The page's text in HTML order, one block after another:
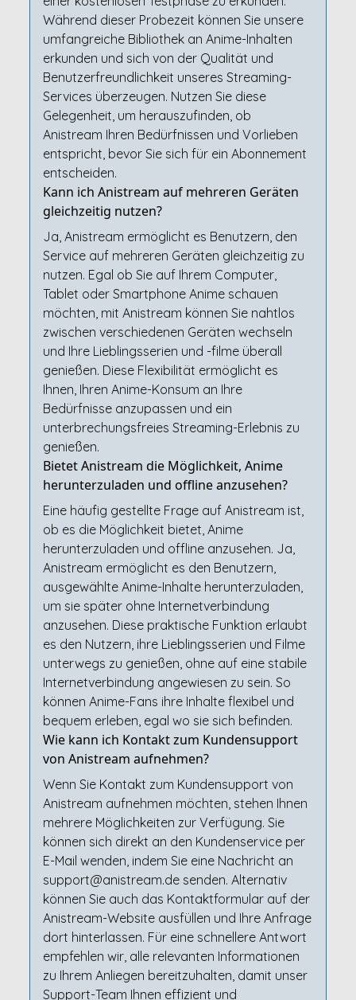
Während dieser Probezeit können Sie unsere
umfangreiche Bibliothek an Anime-Inhalten
erkunden und sich von der Qualität und
Benutzerfreundlichkeit unseres Streaming-
Services überzeugen. Nutzen Sie diese
Gelegenheit, um herauszufinden, ob
Anistream Ihren Bedürfnissen und Vorlieben
entspricht, bevor Sie sich für ein Abonnement
entscheiden.
Kann ich Anistream auf mehreren Geräten
gleichzeitig nutzen?
Ja, Anistream ermöglicht es Benutzern, den
Service auf mehreren Geräten gleichzeitig zu
nutzen. Egal ob Sie auf Ihrem Computer,
Tablet oder Smartphone Anime schauen
möchten, mit Anistream können Sie nahtlos
zwischen verschiedenen Geräten wechseln
und Ihre Lieblingsserien und -filme überall
genießen. Diese Flexibilität ermöglicht es
Ihnen, Ihren Anime-Konsum an Ihre
Bedürfnisse anzupassen und ein
unterbrechungsfreies Streaming-Erlebnis zu
genießen.
Bietet Anistream die Möglichkeit, Anime
herunterzuladen und offline anzusehen?
Eine häufig gestellte Frage auf Anistream ist,
ob es die Möglichkeit bietet, Anime
herunterzuladen und offline anzusehen. Ja,
Anistream ermöglicht es den Benutzern,
ausgewählte Anime-Inhalte herunterzuladen,
um sie später ohne Internetverbindung
anzusehen. Diese praktische Funktion erlaubt
es den Nutzern, ihre Lieblingsserien und Filme
unterwegs zu genießen, ohne auf eine stabile
Internetverbindung angewiesen zu sein. So
können Anime-Fans ihre Inhalte flexibel und
bequem erleben, egal wo sie sich befinden.
Wie kann ich Kontakt zum Kundensupport
von Anistream aufnehmen?
Wenn Sie Kontakt zum Kundensupport von
Anistream aufnehmen möchten, stehen Ihnen
mehrere Möglichkeiten zur Verfügung. Sie
können sich direkt an den Kundenservice per
E-Mail wenden, indem Sie eine Nachricht an
support@anistream.de senden. Alternativ
können Sie auch das Kontaktformular auf der
Anistream-Website ausfüllen und Ihre Anfrage
dort hinterlassen. Für eine schnellere Antwort
empfehlen wir, alle relevanten Informationen
zu Ihrem Anliegen bereitzuhalten, damit unser
Support-Team Ihnen effizient und